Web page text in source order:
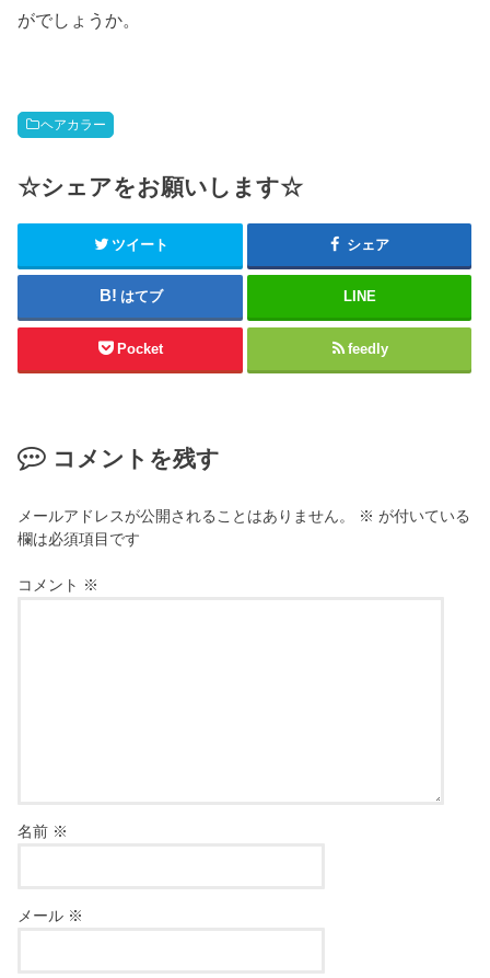
がでしょうか。
ヘアカラー
☆シェアをお願いします☆
ツイート シェア
はてブ LINE
Pocket feedly
コメントを残す
メールアドレスが公開されることはありません。 ※ が付いている
欄は必須項目です
コメント ※
名前 ※
メール ※